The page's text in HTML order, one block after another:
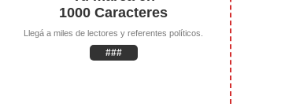
1000 Caracteres
Llegá a miles de lectores y referentes políticos.
###